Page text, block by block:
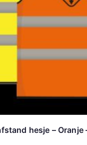
hesje – Oranje